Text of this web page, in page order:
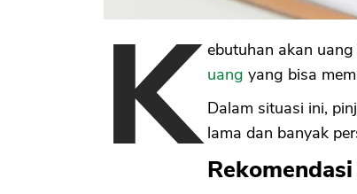
K ebutuhan akan
uang yang bisa
Dalam situasi ini,
lama dan banyak